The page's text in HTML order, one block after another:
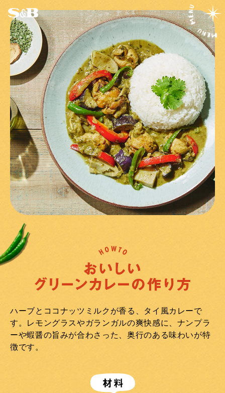
ハーブとココナッツミルクが香る、タイ風カレーで
す。
レモングラスやガランガルの爽快感に、ナンプラ
ーや蝦醤の旨みが合わさった、奥行のある味わいが特
徴です。